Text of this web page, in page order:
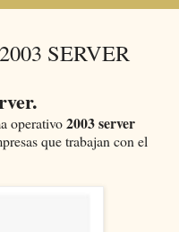
SERVER
operativo2003 server
que trabajan con el